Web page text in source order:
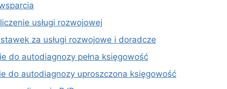
usługi rozwojowej
za usługi rozwojowe i doradcze
do autodiagnozy pełna księgowość
do autodiagnozy uproszczona księgowość